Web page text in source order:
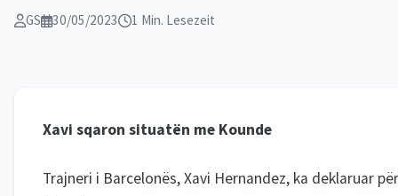
GS 30/05/2023 1 Min. Lesezeit
Xavi sqaron situatën me Kounde
Trajneri i Barcelonës, Xavi Hernandez, ka deklaruar